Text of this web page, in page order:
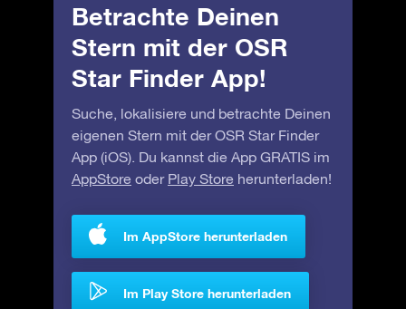
Betrachte Deinen
Stern mit der OSR
Star Finder App!
Suche, lokalisiere und betrachte Deinen
eigenen Stern mit der OSR Star Finder
App (iOS). Du kannst die App GRATIS im
AppStore oder Play Store herunterladen!
Im AppStore herunterladen
Im Play Store herunterladen